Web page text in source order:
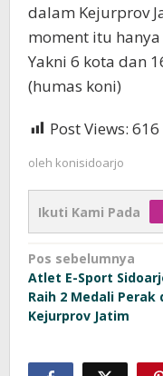
dalam Kejurprov
moment itu
Yakni 6 kota dan
(humas koni)
Post Views: 616
oleh konisidoarjo
Ikuti Kami Pada
Navigasi
pos
Pos sebelumnya
Atlet E-Sport
Raih 2 Medali Perak
Kejurprov Jatim